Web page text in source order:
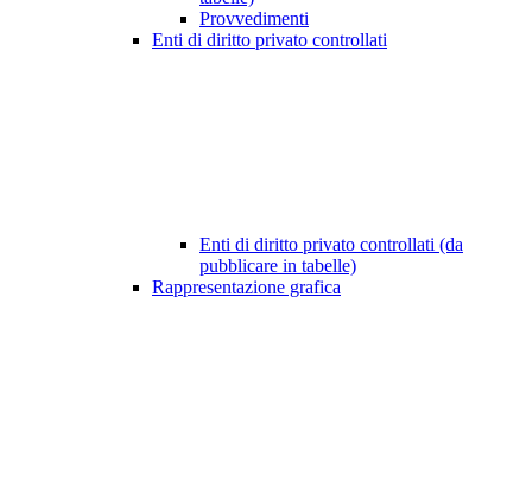
Provvedimenti
Enti di diritto privato controllati
Enti di diritto privato controllati (da
pubblicare in tabelle)
Rappresentazione grafica